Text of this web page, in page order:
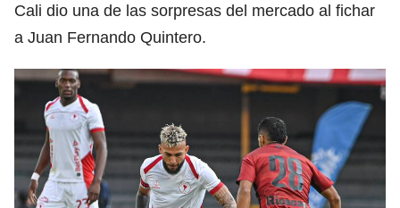
Cali dio una de las sorpresas del mercado al fichar
a Juan Fernando Quintero.